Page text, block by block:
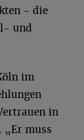
- die
und
im
in
„Er muss